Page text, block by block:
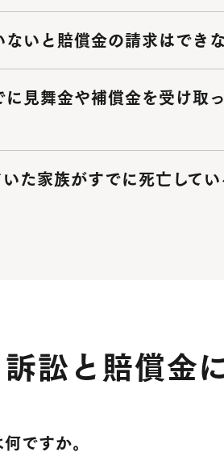
いと賠償金の請求はできな
見舞金や補償金を受け取
た家族がすでに死亡して
訴訟と賠償金
ですか。